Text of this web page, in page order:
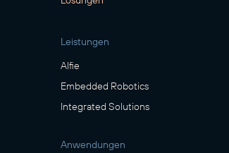
Leistungen
Alfie
Embedded Robotics
Integrated Solutions
Anwendungen